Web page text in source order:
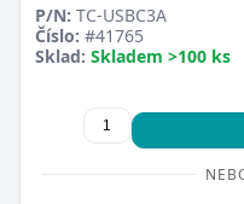
P/N: TC-USBC3A
Číslo: #41765
Sklad: Skladem >100 ks